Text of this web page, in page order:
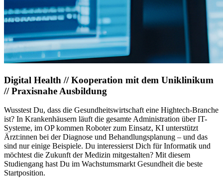
Digital Health // Kooperation mit dem Uniklinikum
// Praxisnahe Ausbildung
Wusstest Du, dass die Gesundheitswirtschaft eine Hightech-Branche
ist? In Krankenhäusern läuft die gesamte Administration über IT-
Systeme, im OP kommen Roboter zum Einsatz, KI unterstützt
Ärzt:innen bei der Diagnose und Behandlungsplanung – und das
sind nur einige Beispiele. Du interessierst Dich für Informatik und
möchtest die Zukunft der Medizin mitgestalten? Mit diesem
Studiengang hast Du im Wachstumsmarkt Gesundheit die beste
Startposition.